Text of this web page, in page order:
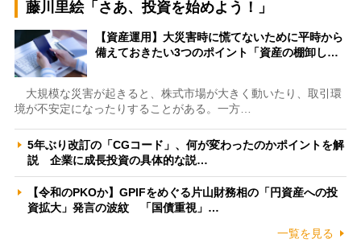
藤川里絵「さあ、投資を始めよう！」
【資産運用】大災害時に慌てないために平時から
備えておきたい3つのポイント「資産の棚卸し…
大規模な災害が起きると、株式市場が大きく動いたり、取引環
境が不安定になったりすることがある。一方…
5年ぶり改訂の「CGコード」、何が変わったのかポイントを解
説 企業に成長投資の具体的な説…
【令和のPKOか】GPIFをめぐる片山財務相の「円資産への投
資拡大」発言の波紋 「国債重視」…
一覧を見る